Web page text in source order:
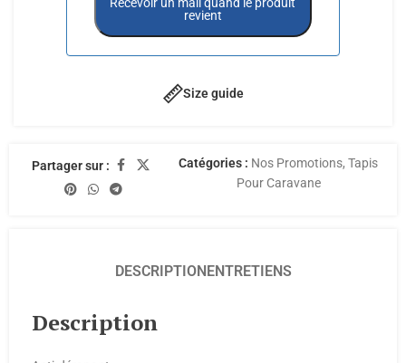
revient
Size guide
Partager sur : Catégories : Nos Promotions, Tapis
Pour Caravane
DESCRIPTIONENTRETIENS
Description